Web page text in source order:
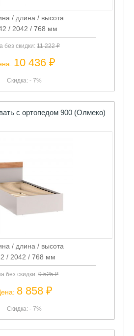
/ длина / высота
/ 2042 / 768 мм
без скидки: 11 222 ₽
10 436 ₽
Скидка: - 7%
с ортопедом 900 (Олмеко)
/ длина / высота
/ 2042 / 768 мм
без скидки: 9 525 ₽
8 858 ₽
Скидка: - 7%